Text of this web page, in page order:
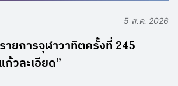
5 ส.ค. 2026
ายการจุฬาวาทิตครั้งที่ 245
วละเอียด”